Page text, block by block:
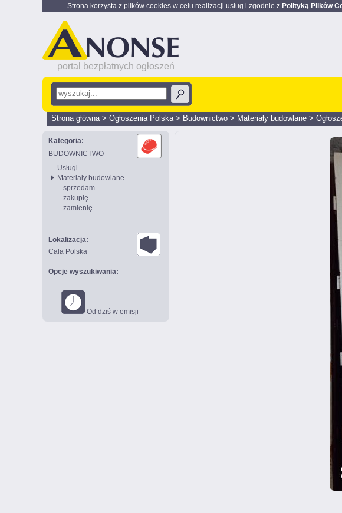
Strona korzysta z plików cookies w celu realizacji usług i zgodnie z Polityką Plików
portal bezpłatnych ogłoszeń
Strona główna> Ogłoszenia Polska> Budownictwo > Materiały budowlane >
Kategoria:
BUDOWNICTWO
Usługi
Materiały budowlane
sprzedam
zakupię
zamienię
Lokalizacja:
Cała Polska
Opcje wyszukiwania:
Od dziś w emisji